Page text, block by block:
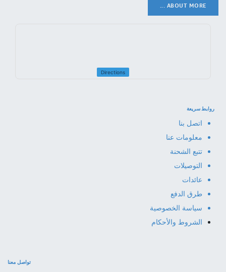
ABOUT MORE ...
Directions
روابط سريعة
اتصل بنا
معلومات عنا
تتبع الشحنة
التوصيلات
عائدات
طرق الدفع
سياسة الخصوصية
الشروط والأحكام
تواصل معنا